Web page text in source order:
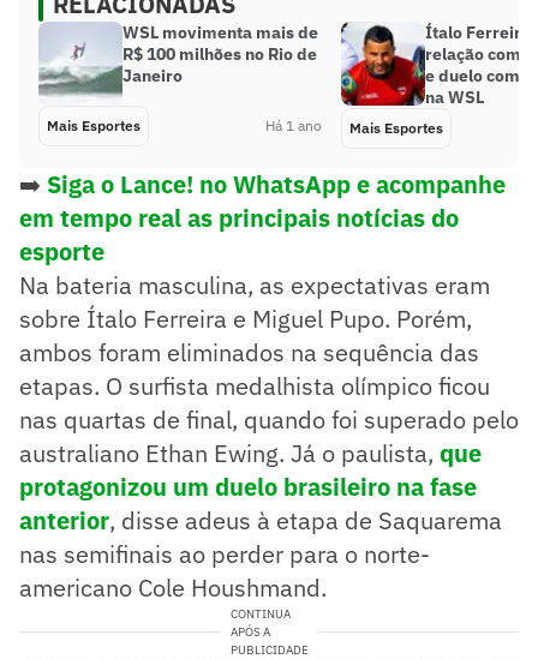
WSL movimenta mais de
R$ 100 milhões no Rio de
Janeiro
Mais Esportes Há 1 ano
Ítalo Ferreira
relação com
e duelo com
na WSL
Mais Esportes
➡️ Siga o Lance! no WhatsApp e acompanhe
em tempo real as principais notícias do
esporte
Na bateria masculina, as expectativas eram
sobre Ítalo Ferreira e Miguel Pupo. Porém,
ambos foram eliminados na sequência das
etapas. O surfista medalhista olímpico ficou
nas quartas de final, quando foi superado pelo
australiano Ethan Ewing. Já o paulista, que
protagonizou um duelo brasileiro na fase
anterior, disse adeus à etapa de Saquarema
nas semifinais ao perder para o norte-
americano Cole Houshmand.
CONTINUA
APÓS A
PUBLICIDADE